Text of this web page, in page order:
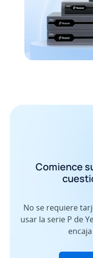
Comience
No se requiere
usar la serie P de